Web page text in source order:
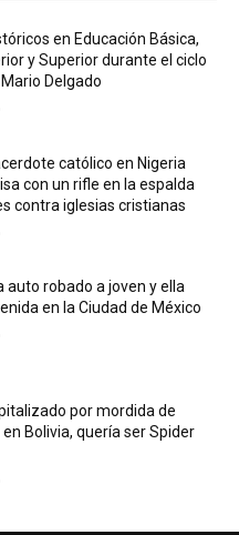
en Educación Básica,
y Superior durante el ciclo
Delgado
católico en Nigeria
con un rifle en la espalda
contra iglesias cristianas
auto robado a joven y ella
en la Ciudad de México
por mordida de
Bolivia, quería ser Spider